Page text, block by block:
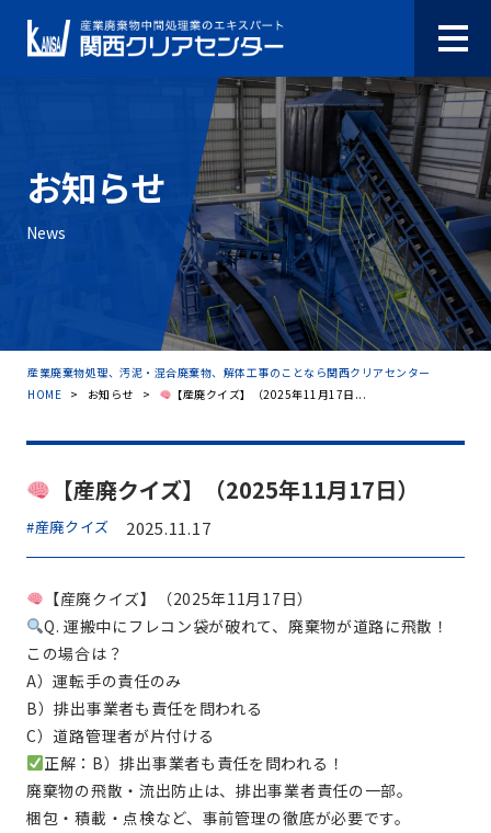
お知らせ
News
産業廃棄物処理、汚泥・混合廃棄物、解体工事のことなら関西クリアセンター
HOME > お知らせ > 【産廃クイズ】（2025年11月17日...
【産廃クイズ】（2025年11月17日）
#産廃クイズ 2025.11.17
【産廃クイズ】（2025年11月17日）
Q. 運搬中にフレコン袋が破れて、廃棄物が道路に飛散！
この場合は？
A）運転手の責任のみ
B）排出事業者も責任を問われる
C）道路管理者が片付ける
正解：B）排出事業者も責任を問われる！
廃棄物の飛散・流出防止は、排出事業者責任の一部。
梱包・積載・点検など、事前管理の徹底が必要です。